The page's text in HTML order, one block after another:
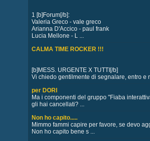
1 [b]Forum[/b]:
Valeria Greco - vale greco
Arianna D'Accico - paul frank
Lucia Mellone - L ...
CALMA TIME ROCKER !!!
[b]MESS. URGENTE X TUTTI[/b]
Vi chiedo gentilmente di segnalare, entro e
per DORI
Ma i componenti del gruppo "Fiaba
gli hai cancellati? ...
Non ho capito.....
Mimmo fammi capire per favore, se devo
Non ho capito bene s ...